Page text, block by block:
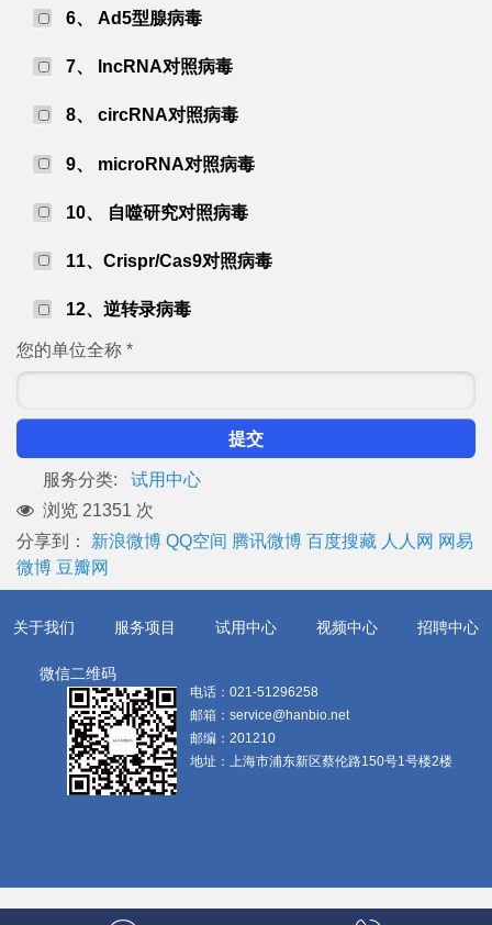
6、 Ad5型腺病毒
7、 lncRNA对照病毒
8、 circRNA对照病毒
9、 microRNA对照病毒
10、 自噬研究对照病毒
11、Crispr/Cas9对照病毒
12、逆转录病毒
您的单位全称 *
提交
服务分类:
试用中心
浏览 21351 次
分享到：
新浪微博 QQ空间 腾讯微博 百度搜藏 人人网 网易
微博 豆瓣网
关于我们 服务项目 试用中心 视频中心 招聘中心
微信二维码
电话： 021-51296258
邮箱： service@hanbio.net
邮编： 201210
地址： 上海市浦东新区蔡伦路150号1号楼2楼